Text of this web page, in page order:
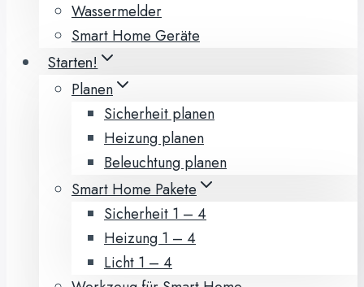
Wassermelder
Smart Home Geräte
Starten!
Planen
Sicherheit planen
Heizung planen
Beleuchtung planen
Smart Home Pakete
Sicherheit 1 – 4
Heizung 1 – 4
Licht 1 – 4